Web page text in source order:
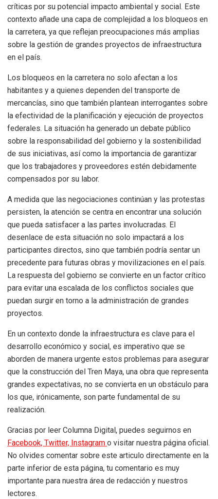
críticas por su potencial impacto ambiental y social. Este
contexto añade una capa de complejidad a los bloqueos en
la carretera, ya que reflejan preocupaciones más amplias
sobre la gestión de grandes proyectos de infraestructura
en el país.
Los bloqueos en la carretera no solo afectan a los
habitantes y a quienes dependen del transporte de
mercancías, sino que también plantean interrogantes sobre
la efectividad de la planificación y ejecución de proyectos
federales. La situación ha generado un debate público
sobre la responsabilidad del gobierno y la sostenibilidad
de sus iniciativas, así como la importancia de garantizar
que los trabajadores y proveedores estén debidamente
compensados por su labor.
A medida que las negociaciones continúan y las protestas
persisten, la atención se centra en encontrar una solución
que pueda satisfacer a las partes involucradas. El
desenlace de esta situación no solo impactará a los
participantes directos, sino que también podría sentar un
precedente para futuras obras y movilizaciones en el país.
La respuesta del gobierno se convierte en un factor crítico
para evitar una escalada de los conflictos sociales que
puedan surgir en torno a la administración de grandes
proyectos.
En un contexto donde la infraestructura es clave para el
desarrollo económico y social, es imperativo que se
aborden de manera urgente estos problemas para asegurar
que la construcción del Tren Maya, una obra que representa
grandes expectativas, no se convierta en un obstáculo para
los que, irónicamente, son parte fundamental de su
realización.
Gracias por leer Columna Digital, puedes seguirnos en
Facebook, Twitter, Instagram o visitar nuestra página oficial.
No olvides comentar sobre este articulo directamente en la
parte inferior de esta página, tu comentario es muy
importante para nuestra área de redacción y nuestros
lectores.